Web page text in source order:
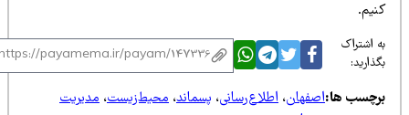
اطلاع‌رسانی،پسماند، محیط‌زیست، مدیریت